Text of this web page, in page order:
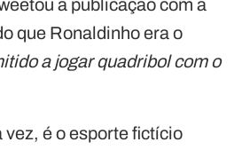
a publicação com a
que Ronaldinho era o
a jogar quadribol com o
é o esporte fictício